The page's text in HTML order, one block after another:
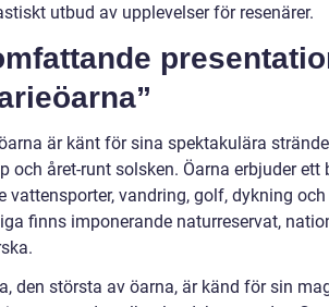
utbud av upplevelser för resenärer.
är känt för sina spektakulära
och året-runt solsken. Öarna erbjuder ett
vattensporter, vandring, golf, dykning
finns imponerande naturreservat,
den största av öarna, är känd för sin